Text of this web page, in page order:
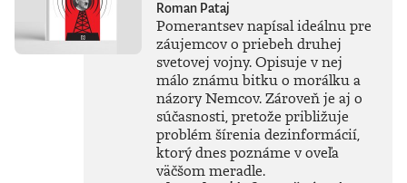
Roman Pataj
Pomerantsev napísal ideálnu pre
záujemcov o priebeh druhej
svetovej vojny. Opisuje v nej
málo známu bitku o morálku a
názory Nemcov. Zároveň je aj o
súčasnosti, pretože približuje
problém šírenia dezinformácií,
ktorý dnes poznáme v oveľa
väčšom meradle.